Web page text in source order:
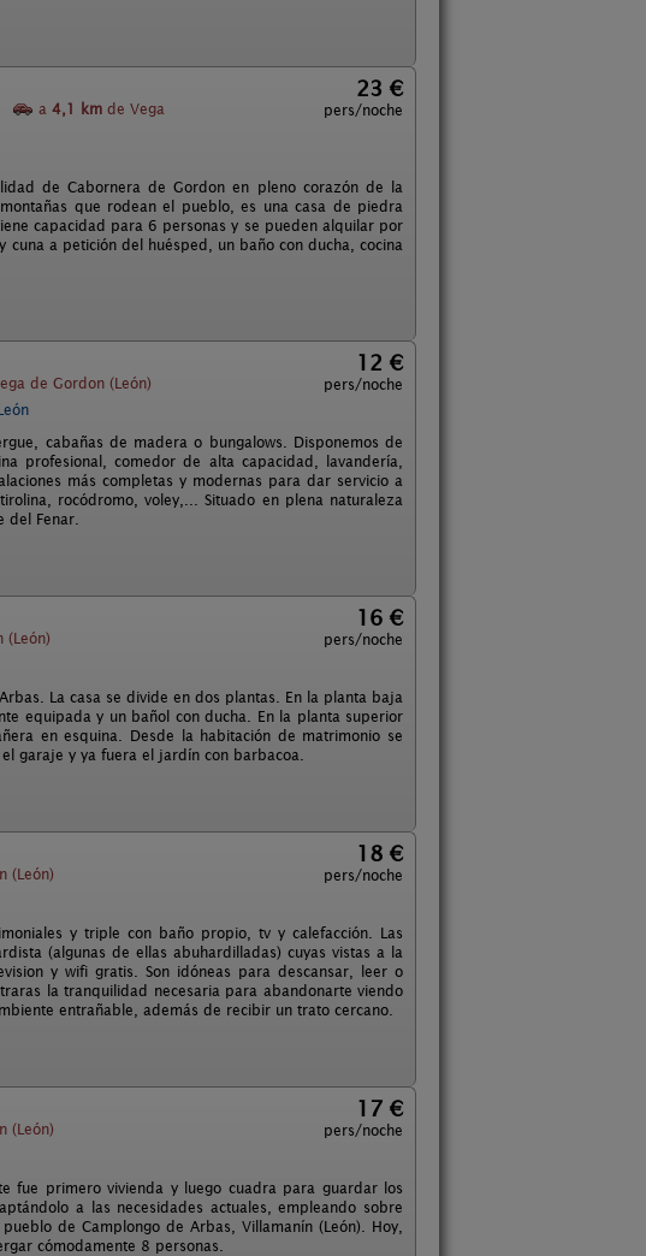
a 4,1 km de Vega
23 €
pers/noche
de Cabornera de Gordon en pleno corazón de la
que rodean el pueblo, es una casa de piedra
capacidad para 6 personas y se pueden alquilar por
a petición del huésped, un baño con ducha, cocina
de Gordon (León)
12 €
pers/noche
cabañas de madera o bungalows. Disponemos de
profesional, comedor de alta capacidad, lavandería,
más completas y modernas para dar servicio a
rocódromo, voley,... Situado en plena naturaleza
del Fenar.
(León)
16 €
pers/noche
La casa se divide en dos plantas. En la planta baja
equipada y un bañol con ducha. En la planta superior
en esquina. Desde la habitación de matrimonio se
garaje y ya fuera el jardín con barbacoa.
(León)
18 €
pers/noche
y triple con baño propio, tv y calefacción. Las
(algunas de ellas abuhardilladas) cuyas vistas a la
y wifi gratis. Son idóneas para descansar, leer o
la tranquilidad necesaria para abandonarte viendo
entrañable, además de recibir un trato cercano.
(León)
17 €
pers/noche
fue primero vivienda y luego cuadra para guardar los
a las necesidades actuales, empleando sobre
de Camplongo de Arbas, Villamanín (León). Hoy,
cómodamente 8 personas.